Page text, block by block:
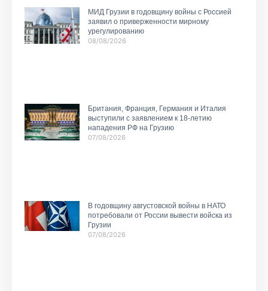
МИД Грузии в годовщину войны с Россией
заявил о приверженности мирному
урегулированию
08/08/2026
Британия, Франция, Германия и Италия
выступили с заявлением к 18-летию
нападения РФ на Грузию
07/08/2026
В годовщину августовской войны в НАТО
потребовали от России вывести войска из
Грузии
07/08/2026